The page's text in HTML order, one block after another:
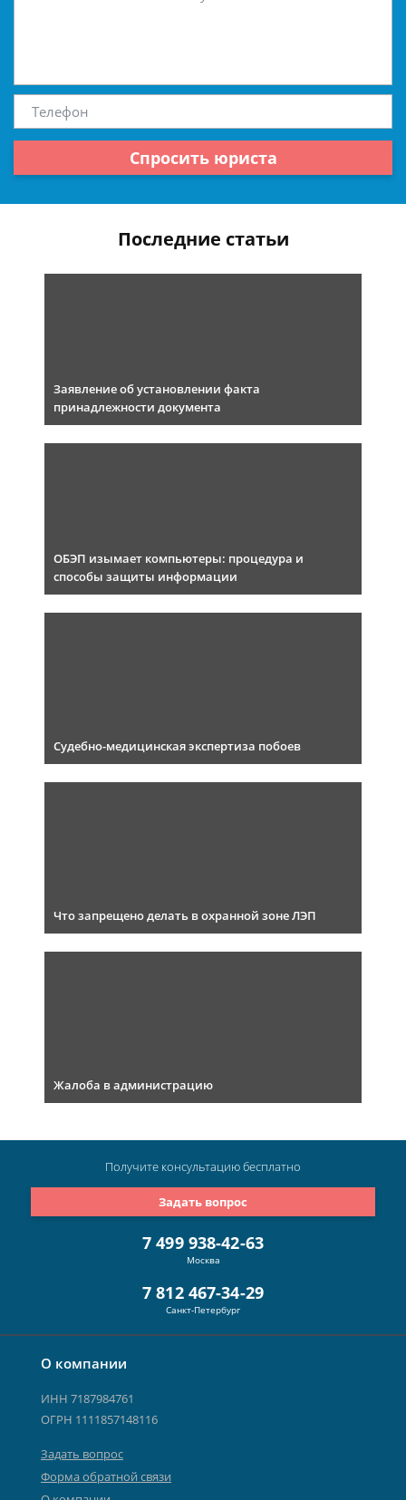
Спросить юриста
Последние статьи
Заявление об установлении факта
принадлежности документа
ОБЭП изымает компьютеры: процедура и
способы защиты информации
Судебно-медицинская экспертиза побоев
Что запрещено делать в охранной зоне ЛЭП
Жалоба в администрацию
О компании
ИНН 7187984761
ОГРН 1111857148116
Задать вопрос
Форма обратной связи
7 499 938-42-63
Москва
7 812 467-34-29
Санкт-Петербург
Задать вопрос
Получите консультациюбесплатно